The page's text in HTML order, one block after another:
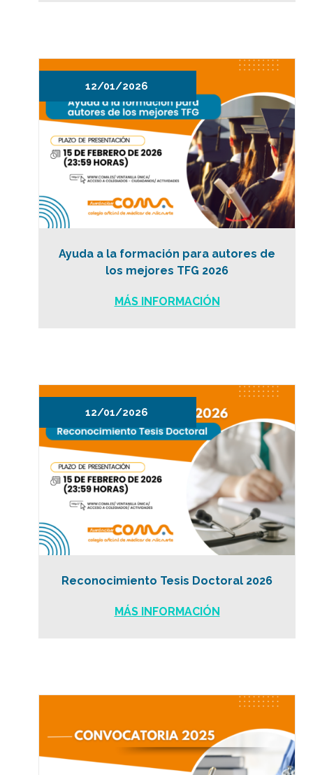
12/01/2026
Ayuda a la formación para autores de
los mejores TFG 2026
MÁS INFORMACIÓN
12/01/2026
Reconocimiento Tesis Doctoral 2026
MÁS INFORMACIÓN